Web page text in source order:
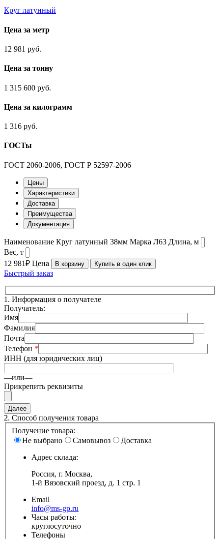
Круг латунный
Цена за метр
12 981 руб.
Цена за тонну
1 315 600 руб.
Цена за килограмм
1 316 руб.
ГОСТы
ГОСТ 2060-2006, ГОСТ Р 52597-2006
Цены
Характеристики
Доставка
Преимущества
Документация
Наименование Круг латунный 38мм Марка Л63 Длина, м
Вес, т
12 981₽ Цена В корзину Купить в один клик
Быстрый заказ
1. Информация о получателе
Получатель:
Имя
Фамилия
Почта
Телефон *
ИНН (для юридических лиц)
—или—
Прикрепить реквизиты
2. Способ получения товара
Получение товара:
Не выбрано
Самовывоз
Доставка
Адрес склада:
Россия, г. Москва,
1-й Вязовский проезд, д. 1 стр. 1
Email
info@ms-gp.ru
Часы работы:
круглосуточно
Телефоны